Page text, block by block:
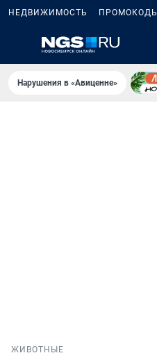
НЕДВИЖИМОСТЬ ПРОМОКОДЫ
Нарушения в «Авиценне»
ЖИВОТНЫЕ